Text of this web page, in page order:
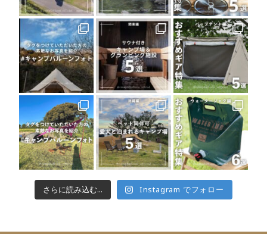
さらに読み込む... Instagram でフォロー